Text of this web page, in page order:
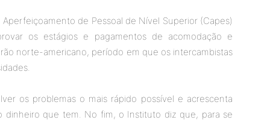
de Pessoal de Nível Superior (Capes)
os estágios e pagamentos de acomodação e
norte-americano, período em que os intercambistas
os problemas o mais rápido possível e acrescenta
que tem. No fim, o Instituto diz que, para se